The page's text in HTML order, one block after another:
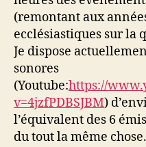
(remontant aux
ecclésiastiques sur la
Je dispose
sonores
(Youtube:https://
v=4jzfPDBSJBM)
l’équivalent des 6
du tout la même